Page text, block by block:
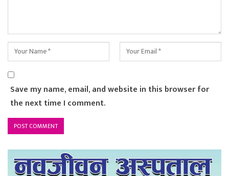
Save my name, email, and website in this browser for
the next time I comment.